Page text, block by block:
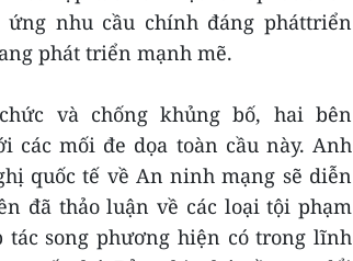
nhu cầu chính đáng pháttriển
phát triển mạnh mẽ.
và chống khủng bố, hai bên
các mối đe dọa toàn cầu này. Anh
quốc tế về An ninh mạng ​​sẽ diễn
đã thảo luận về các loại tội phạm
tác song phương hiện có trong lĩnh